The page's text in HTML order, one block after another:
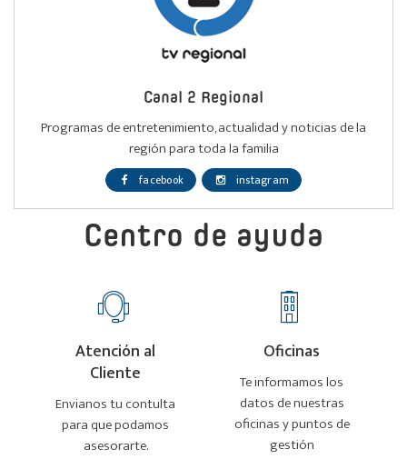
Canal 2 Regional
Programas de entretenimiento, actualidad y noticias de la
región para toda la familia
facebook instagram
Centro de ayuda
Atención al
Cliente
Envianos tu contulta
para que podamos
asesorarte.
Oficinas
Te informamos los
datos de nuestras
oficinas y puntos de
gestión